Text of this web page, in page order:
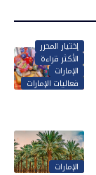
إختيار المحرر
الأكثر قراءة
الإمارات
فعاليات الإمارات
الإمارات